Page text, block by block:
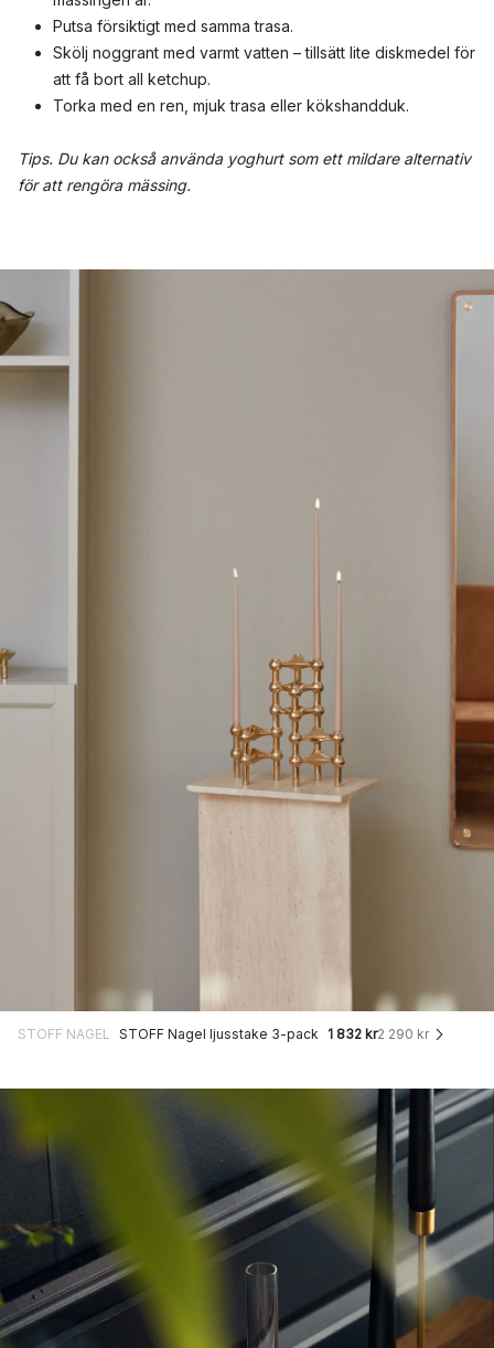
Putsa försiktigt med samma trasa.
Skölj noggrant med varmt vatten – tillsätt lite diskmedel för
att få bort all ketchup.
Torka med en ren, mjuk trasa eller kökshandduk.
Tips. Du kan också använda yoghurt som ett mildare alternativ
för att rengöra mässing.
STOFF NAGEL STOFF Nagel ljusstake 3-pack 1 832 kr2 290 kr